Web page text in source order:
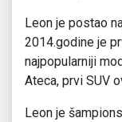
Leon je postao
2014.godine je
najpopularniji
Ateca, prvi SUV
Leon je